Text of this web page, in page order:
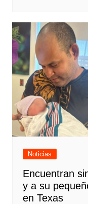
Noticias
Encuentran
y a su
en Texas